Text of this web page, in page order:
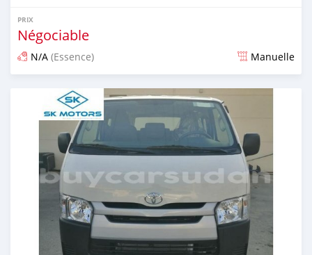
PRIX
Négociable
N/A (Essence) Manuelle
Publié il y a presque 6 ans